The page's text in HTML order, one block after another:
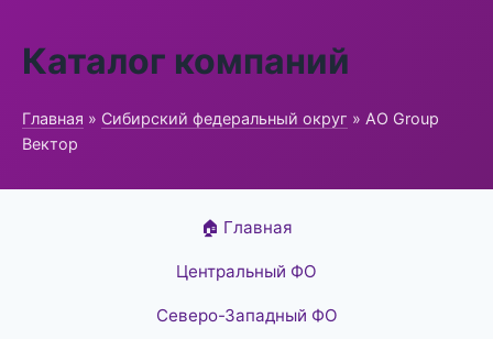
Каталог компаний
Главная » Сибирский федеральный округ » АО Group
Вектор
🏠 Главная
Центральный ФО
Северо-Западный ФО